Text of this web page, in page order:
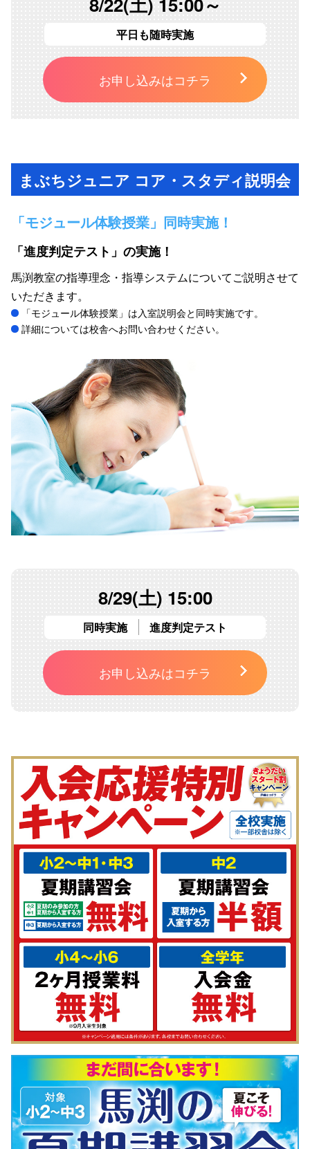
平日も随時実施
お申し込みはコチラ
まぶちジュニア コア・スタディ説明会
「モジュール体験授業」同時実施！
「進度判定テスト」の実施！
馬渕教室の指導理念・指導システムについてご説明させて
いただきます。
「モジュール体験授業」は入室説明会と同時実施です。
詳細については校舎へお問い合わせください。
8/29(土) 15:00
同時実施 進度判定テスト
お申し込みはコチラ